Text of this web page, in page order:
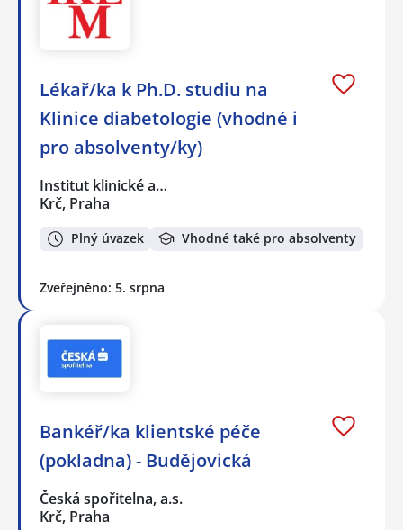
Lékař/ka k Ph.D. studiu na
Klinice diabetologie (vhodné i
pro absolventy/ky)
Institut klinické a…
Krč, Praha
Plný úvazek Vhodné také pro absolventy
Zveřejněno: 5. srpna
Bankéř/ka klientské péče
(pokladna) - Budějovická
Česká spořitelna, a.s.
Krč, Praha